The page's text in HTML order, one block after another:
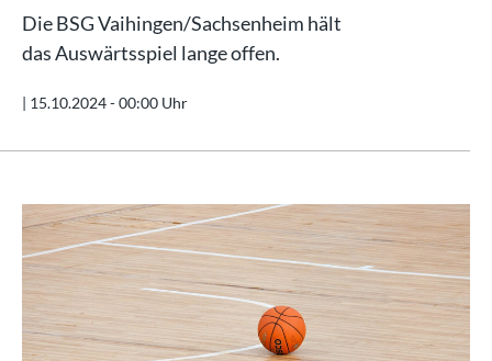
Die BSG Vaihingen/Sachsenheim hält
das Auswärtsspiel lange offen.
| 15.10.2024 - 00:00 Uhr